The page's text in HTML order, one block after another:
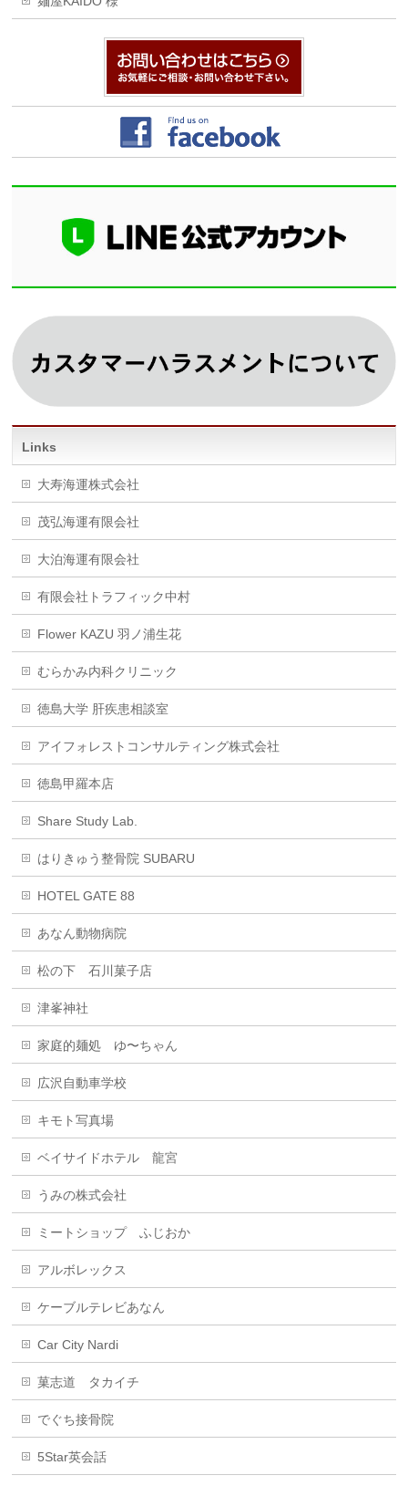
Links
大寿海運株式会社
茂弘海運有限会社
大泊海運有限会社
有限会社トラフィック中村
Flower KAZU 羽ノ浦生花
むらかみ内科クリニック
徳島大学 肝疾患相談室
アイフォレストコンサルティング株式会社
徳島甲羅本店
Share Study Lab.
はりきゅう整骨院 SUBARU
HOTEL GATE 88
あなん動物病院
松の下 石川菓子店
津峯神社
家庭的麺処 ゆ〜ちゃん
広沢自動車学校
キモト写真場
ベイサイドホテル 龍宮
うみの株式会社
ミートショップ ふじおか
アルボレックス
ケーブルテレビあなん
Car City Nardi
菓志道 タカイチ
でぐち接骨院
5Star英会話